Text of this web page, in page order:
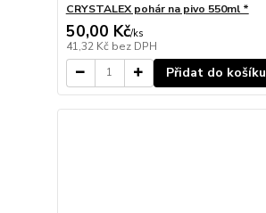
CRYSTALEX pohár na pivo 550ml *
50,00 Kč/ks
41,32 Kč bez DPH
Přidat do košíku